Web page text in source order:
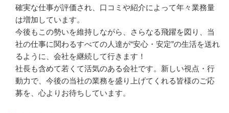
確実な仕事が評価され、口コミや紹介によって年々業務量
は増加しています。
今後もこの勢いを維持しながら、さらなる飛躍を図り、当
社の仕事に関わるすべての人達が“安心・安定”の生活を送れ
るように、会社を継続して行きます！
社長も含めて若くて活気のある会社です。新しい視点・行
動力で、今後の当社の業務を盛り上げてくれる皆様のご応
募を、心よりお待ちしています。